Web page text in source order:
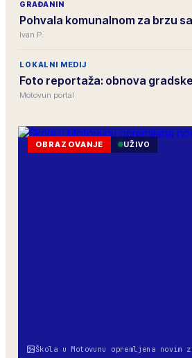
GRAĐANIN
Pohvala komunalnom za brzu
Ivan P.
LOKALNI MEDIJ
Foto reportaža: obnova
Motovun portal
Škola u Motovunu opremljena novim
OBRAZOVANJE UŽIVO